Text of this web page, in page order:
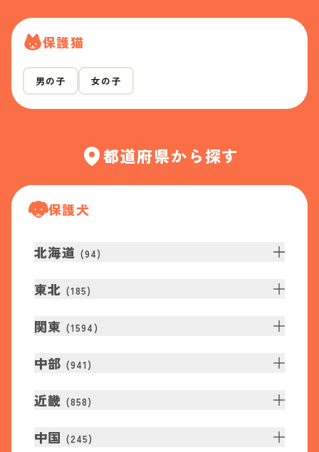
保護猫
男の子 女の子
都道府県から探す
保護犬
北海道 (94)
東北 (185)
関東 (1594 )
中部 (941 )
近畿 (858)
中国 (245)